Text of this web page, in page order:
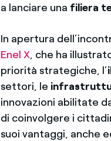
a lanciare una filiera
In apertura
Enel X, che ha
priorità strategiche, l’
settori, le
innovazioni abilitate
di coinvolgere i
suoi vantaggi, anche